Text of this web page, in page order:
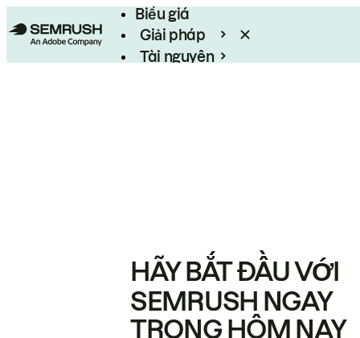
Biểu giá
Giải pháp
Tài nguyên
HÃY BẮT ĐẦU VỚI
SEMRUSH NGAY
TRONG HÔM NAY